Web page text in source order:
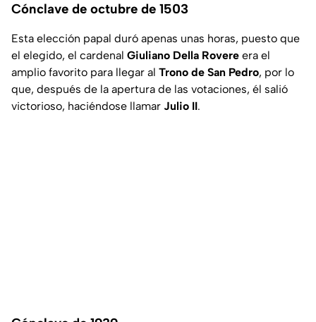
Cónclave de octubre de 1503
Esta elección papal duró apenas unas horas, puesto que
el elegido, el cardenal Giuliano Della Rovere era el
amplio favorito para llegar al Trono de San Pedro, por lo
que, después de la apertura de las votaciones, él salió
victorioso, haciéndose llamar Julio II.